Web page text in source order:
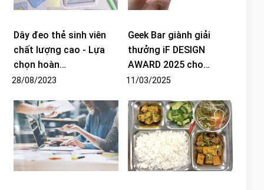
Dây đeo thẻ sinh viên
chất lượng cao - Lựa
chọn hoàn…
28/08/2023
Geek Bar giành giải
thưởng iF DESIGN
AWARD 2025 cho…
11/03/2025